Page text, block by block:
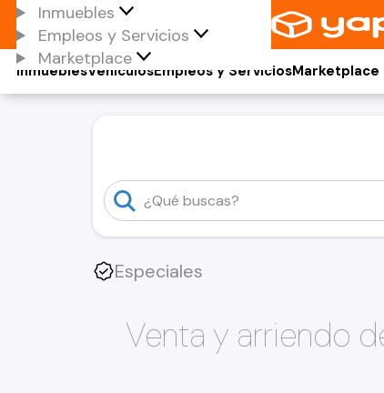
Inmuebles
Empleos y Servicios
Marketplace
Vehículos
Inmuebles Empleos y ServiciosMarketplace
Especiales
Venta y arriendo